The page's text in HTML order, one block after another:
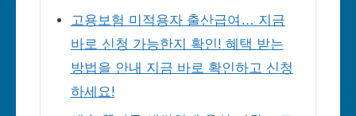
고용보험 미적용자 출산급여… 지금
바로 신청 가능한지 확인! 혜택 받는
방법을 안내 지금 바로 확인하고 신청
하세요!